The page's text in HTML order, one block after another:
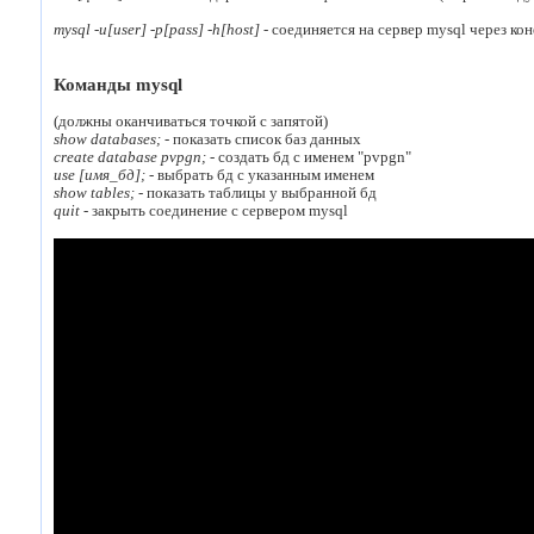
mysql -u[user] -p[pass] -h[host] - соединяется на сервер mysql через
Команды mysql
(должны оканчиваться точкой с запятой)
show databases; - показать список баз данных
create database pvpgn; - создать бд с именем "pvpgn"
use [имя_бд]; - выбрать бд с указанным именем
show tables; - показать таблицы у выбранной бд
quit - закрыть соединение с сервером mysql